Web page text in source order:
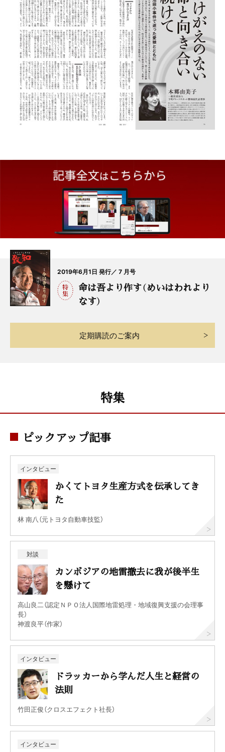
2019年6月1日 発行／ 7 月号
命は吾より作す（めいはわれより
なす）
定期購読のご案内
特集
ピックアップ記事
インタビュー
かくてトヨタ生産方式を伝承してき
た
林 南八（元トヨタ自動車技監）
対談
カンボジアの地雷撤去に我が後半生
を懸けて
高山良二（認定ＮＰＯ法人国際地雷処理・地域復興支援の会理事
長）
神渡良平（作家）
インタビュー
ドラッカーから学んだ人生と経営の
法則
竹田正俊（クロスエフェクト社長）
インタビュー